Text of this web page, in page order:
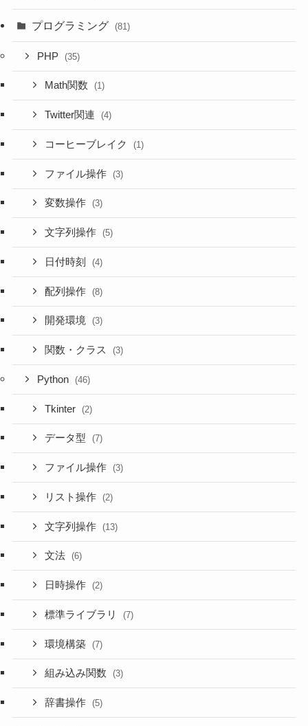
プログラミング (81)
PHP (35)
Math関数 (1)
Twitter関連 (4)
コーヒーブレイク (1)
ファイル操作 (3)
変数操作 (3)
文字列操作 (5)
日付時刻 (4)
配列操作 (8)
開発環境 (3)
関数・クラス (3)
Python (46)
Tkinter (2)
データ型 (7)
ファイル操作 (3)
リスト操作 (2)
文字列操作 (13)
文法 (6)
日時操作 (2)
標準ライブラリ (7)
環境構築 (7)
組み込み関数 (3)
辞書操作 (5)